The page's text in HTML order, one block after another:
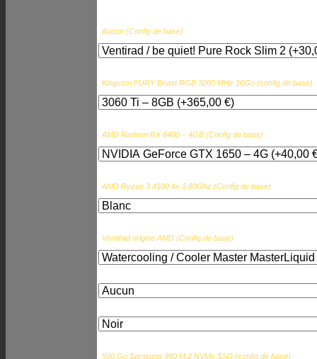
Aucun (Config de base)
Kingston FURY Beast RGB 3200 MHz 16Go (config de base)
AMD Radeon RX 6400 – 4GB (Config de base)
AMD Ryzen 3 4100 4x 3,80Ghz (Config de base)
Ventirad origine AMD (Config de base)
500 Go Samsung 980 M.2 NVMe SSD (config de base)